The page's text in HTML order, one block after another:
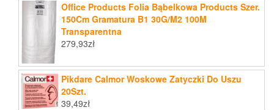
Office Products Folia Bąbelkowa Products Szer.
150Cm Gramatura B1 30G/M2 100M
Transparentna
279,93zł
Pikdare Calmor Woskowe Zatyczki Do Uszu
20Szt.
39,49zł